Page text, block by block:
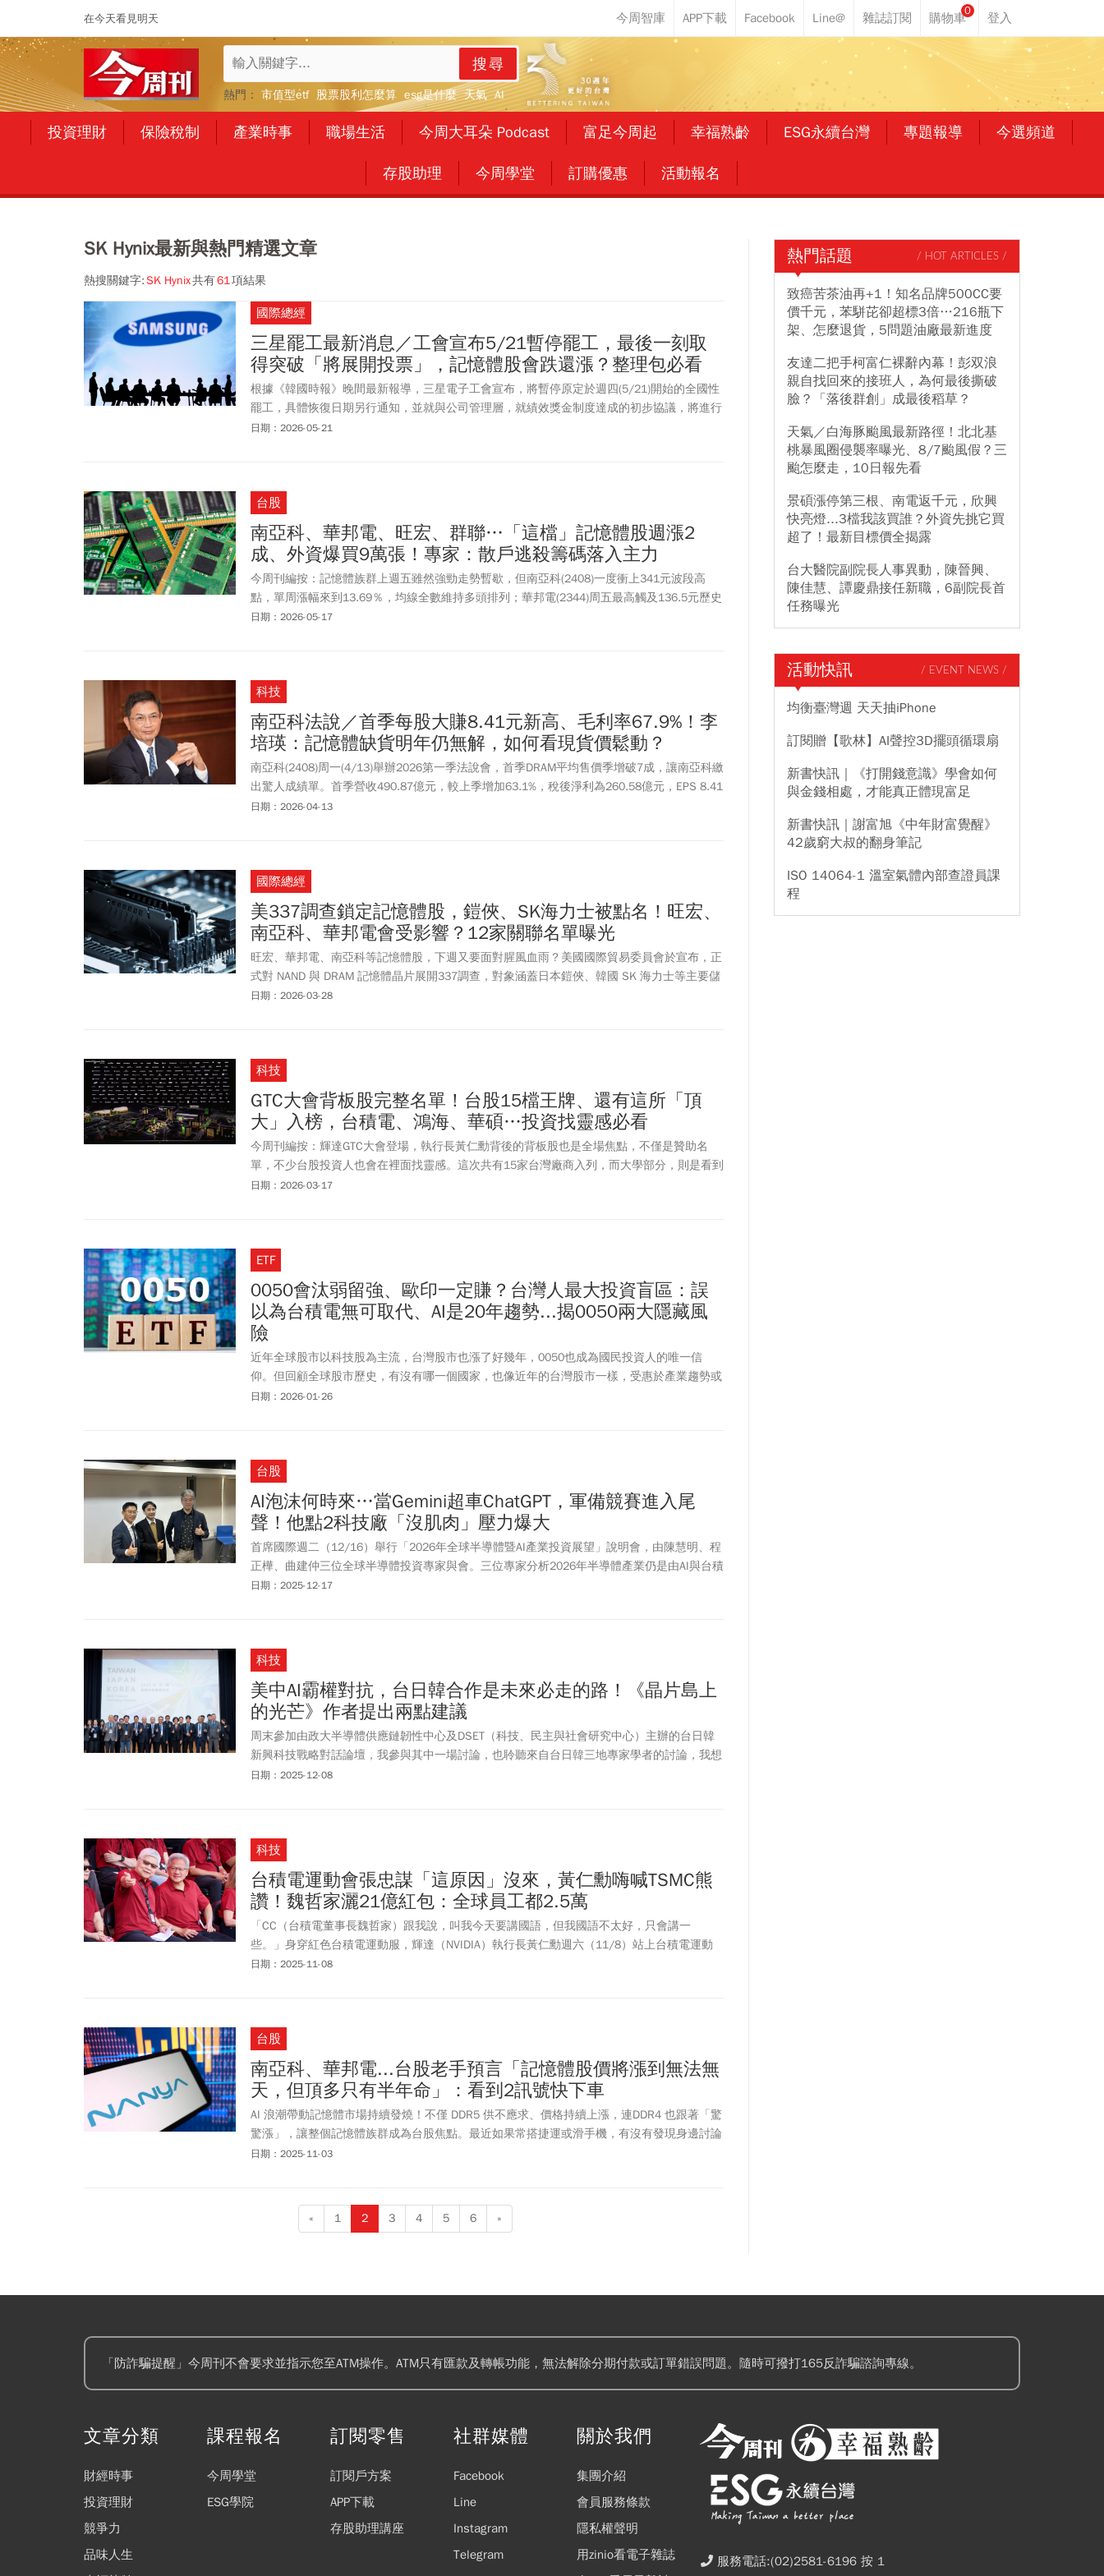
在今天看見明天
0
搜尋
熱門： 市值型etf 股票股利怎麼算 esg是什麼 天氣 AI
投資理財 保險稅制 產業時事 職場生活 今周大耳朵 Podcast 富足今周起 幸福熟齡 ESG永續台灣 專題報導 今選頻道
存股助理 今周學堂 訂購優惠 活動報名
SK Hynix最新與熱門精選文章
熱搜關鍵字:SK Hynix共有61項結果
國際總經
三星罷工最新消息／工會宣布5/21暫停罷工，最後一刻取
得突破「將展開投票」，記憶體股會跌還漲？整理包必看
根據《韓國時報》晚間最新報導，三星電子工會宣布，將暫停原定於週四(5/21)開始的全國性
罷工，具體恢復日期另行通知，並就與公司管理層，就績效獎金制度達成的初步協議，將進行
工會成員投票表決。工會表示，投票將於週五(5/22)當地時間下午2點至5月27日上午10點進
息請看《今周刊》一文整理。
日期：2026-05-21
台股
南亞科、華邦電、旺宏、群聯…「這檔」記憶體股週漲2
成、外資爆買9萬張！專家：散戶逃殺籌碼落入主力
今周刊編按：記憶體族群上週五雖然強勁走勢暫歇，但南亞科(2408)一度衝上341元波段高
點，單周漲幅來到13.69％，均線全數維持多頭排列；華邦電(2344)周五最高觸及136.5元歷史
高價後下殺收黑，但單周漲幅高達21.03％。群聯(8299)受惠企業級SSD缺貨利多，被列為近5
籌碼面，外資連5買89,204、南亞科轉買為賣23,727張、旺宏連2賣2,319張，而群聯連2買後
轉賣2,409張。本週記憶體族群是否休息後再上攻？從技術線來看，部分指標股短期KD一度逼
近90過熱區，雖然周五集體拉回，但交易所籌碼顯示，千張大戶在拉回過程中依舊站在買方，
籌碼正從恐慌的短線散戶流向長期主力。
日期：2026-05-17
科技
南亞科法說／首季每股大賺8.41元新高、毛利率67.9%！李
培瑛：記憶體缺貨明年仍無解，如何看現貨價鬆動？
南亞科(2408)周一(4/13)舉辦2026第一季法說會，首季DRAM平均售價季增破7成，讓南亞科繳
出驚人成績單。首季營收490.87億元，較上季增加63.1%，稅後淨利為260.58億元，EPS 8.41
元。南亞科總經理李培瑛指出，預期今年第2季DRAM單價漲幅依舊會相當不錯，一定會是以
日期：2026-04-13
國際總經
美337調查鎖定記憶體股，鎧俠、SK海力士被點名！旺宏、
南亞科、華邦電會受影響？12家關聯名單曝光
旺宏、華邦電、南亞科等記憶體股，下週又要面對腥風血雨？美國國際貿易委員會於宣布，正
式對 NAND 與 DRAM 記憶體晶片展開337調查，對象涵蓋日本鎧俠、韓國 SK 海力士等主要儲
存晶片廠商，市場關注此舉是否將進一步擾動全球記憶體供應鏈。
日期：2026-03-28
科技
GTC大會背板股完整名單！台股15檔王牌、還有這所「頂
大」入榜，台積電、鴻海、華碩…投資找靈感必看
今周刊編按：輝達GTC大會登場，執行長黃仁勳背後的背板股也是全場焦點，不僅是贊助名
單，不少台股投資人也會在裡面找靈感。這次共有15家台灣廠商入列，而大學部分，則是看到
國立清華大學National Tsing Hua University！觀察「台灣供應鏈」 從護國神山台積電(TSMC)，
日期：2026-03-17
ETF
0050會汰弱留強、歐印一定賺？台灣人最大投資盲區：誤
以為台積電無可取代、AI是20年趨勢...揭0050兩大隱藏風
險
近年全球股市以科技股為主流，台灣股市也漲了好幾年，0050也成為國民投資人的唯一信
仰。但回顧全球股市歷史，有沒有哪一個國家，也像近年的台灣股市一樣，受惠於產業趨勢或
單一龍頭的結構而起飛，但後來卻墜落神壇的案例呢？
日期：2026-01-26
台股
AI泡沫何時來…當Gemini超車ChatGPT，軍備競賽進入尾
聲！他點2科技廠「沒肌肉」壓力爆大
首席國際週二（12/16）舉行「2026年全球半導體暨AI產業投資展望」說明會，由陳慧明、程
正樺、曲建仲三位全球半導體投資專家與會。三位專家分析2026年半導體產業仍是由AI與台積
電（2330）主導的一年，考量到AI外溢效應與美國聯準會（Fed）可望啟動降息週期等因素，
日期：2025-12-17
科技
美中AI霸權對抗，台日韓合作是未來必走的路！《晶片島上
的光芒》作者提出兩點建議
周末參加由政大半導體供應鏈韌性中心及DSET（科技、民主與社會研究中心）主辦的台日韓
新興科技戰略對話論壇，我參與其中一場討論，也聆聽來自台日韓三地專家學者的討論，我想
分享一下對此議題的觀點，以及幾個觀察。
日期：2025-12-08
科技
台積電運動會張忠謀「這原因」沒來，黃仁勳嗨喊TSMC熊
讚！魏哲家灑21億紅包：全球員工都2.5萬
「CC（台積電董事長魏哲家）跟我說，叫我今天要講國語，但我國語不太好，只會講一
些。」身穿紅色台積電運動服，輝達（NVIDIA）執行長黃仁勳週六（11/8）站上台積電運動
會主舞台，難得幾乎全程國語演說，「台積電是最棒的、熊讚！」
日期：2025-11-08
台股
南亞科、華邦電...台股老手預言「記憶體股價將漲到無法無
天，但頂多只有半年命」：看到2訊號快下車
AI 浪潮帶動記憶體市場持續發燒！不僅 DDR5 供不應求、價格持續上漲，連DDR4 也跟著「驚
驚漲」，讓整個記憶體族群成為台股焦點。最近如果常搭捷運或滑手機，有沒有發現身邊討論
「記憶體」族群的人變多了？從當沖客到年輕上班族，似乎都對這個題材充滿熱情，甚至有人
日期：2025-11-03
« 1 2 3 4 5 6 »
熱門話題 / HOT ARTICLES /
致癌苦茶油再+1！知名品牌500CC要
價千元，苯駢芘卻超標3倍…216瓶下
架、怎麼退貨，5問題油廠最新進度
友達二把手柯富仁裸辭內幕！彭双浪
親自找回來的接班人，為何最後撕破
臉？「落後群創」成最後稻草？
天氣／白海豚颱風最新路徑！北北基
桃暴風圈侵襲率曝光、8/7颱風假？三
颱怎麼走，10日報先看
景碩漲停第三根、南電返千元，欣興
快亮燈...3檔我該買誰？外資先挑它買
超了！最新目標價全揭露
台大醫院副院長人事異動，陳晉興、
陳佳慧、譚慶鼎接任新職，6副院長首
任務曝光
活動快訊 / EVENT NEWS /
均衡臺灣週 天天抽iPhone
訂閱贈【歌林】AI聲控3D擺頭循環扇
新書快訊｜《打開錢意識》學會如何
與金錢相處，才能真正體現富足
新書快訊｜謝富旭《中年財富覺醒》
42歲窮大叔的翻身筆記
ISO 14064-1 溫室氣體內部查證員課
程
「防詐騙提醒」今周刊不會要求並指示您至ATM操作。ATM只有匯款及轉帳功能，無法解除分期付款或訂單錯誤問題。隨時可撥打165反詐騙諮詢專線。
文章分類
財經時事
投資理財
競爭力
品味人生
課程報名
今周學堂
ESG學院
訂閱零售
訂閱戶方案
APP下載
存股助理講座
社群媒體
Facebook
Line
Instagram
Telegram
關於我們
集團介紹
會員服務條款
隱私權聲明
用zinio看電子雜誌
服務電話:(02)2581-6196 按 1